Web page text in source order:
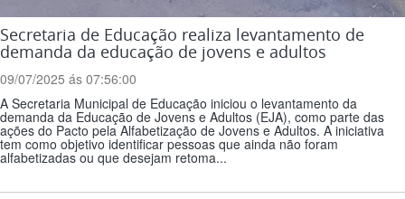
Secretaria de Educação realiza levantamento de
demanda da educação de jovens e adultos
09/07/2025 ás 07:56:00
A Secretaria Municipal de Educação iniciou o levantamento da
demanda da Educação de Jovens e Adultos (EJA), como parte das
ações do Pacto pela Alfabetização de Jovens e Adultos. A iniciativa
tem como objetivo identificar pessoas que ainda não foram
alfabetizadas ou que desejam retoma...